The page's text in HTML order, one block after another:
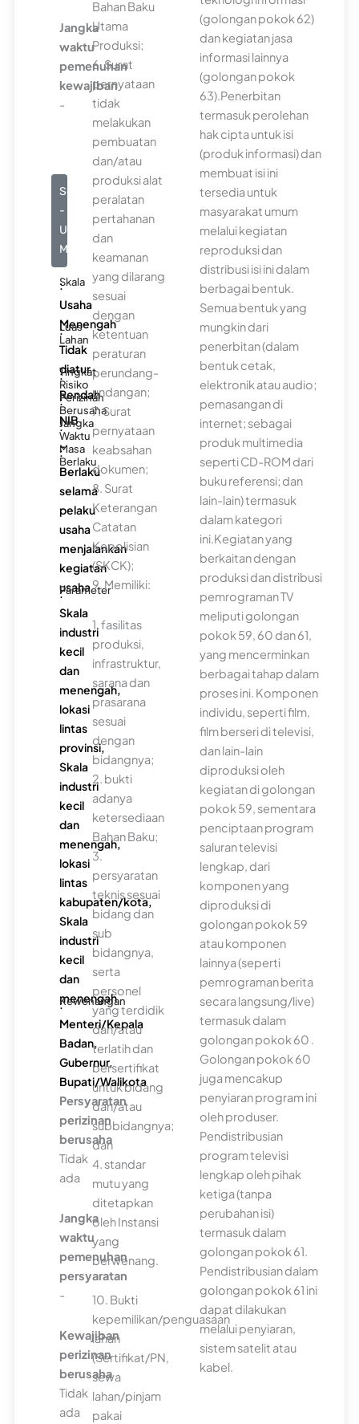
Jangka
waktu
pemenuhan
kewajiban
-
Seluruhnya
-
Usaha
Menengah
Skala
:
Usaha
Menengah
Luas
Lahan
:
Tidak
diatur
Tingkat
Risiko
:
Rendah
Perizinan
Berusaha
:
NIB
Jangka
Waktu
:
-
Masa
Berlaku
:
Berlaku
selama
pelaku
usaha
menjalankan
kegiatan
usaha
Parameter
:
Skala
industri
kecil
dan
menengah,
lokasi
lintas
provinsi,
Skala
industri
kecil
dan
menengah,
lokasi
lintas
kabupaten/kota,
Skala
industri
kecil
dan
menengah
Kewenangan
:
Menteri/Kepala
Badan,
Gubernur,
Bupati/Walikota
Persyaratan
perizinan
berusaha
Tidak
ada
Jangka
waktu
pemenuhan
persyaratan
-
Kewajiban
perizinan
berusaha
Tidak
ada
Bahan Baku
Utama
Produksi;
6. Surat
pernyataan
tidak
melakukan
pembuatan
dan/atau
produksi alat
peralatan
pertahanan
dan
keamanan
yang dilarang
sesuai
dengan
ketentuan
peraturan
perundang-
undangan;
7. Surat
pernyataan
keabsahan
dokumen;
8. Surat
Keterangan
Catatan
Kepolisian
(SKCK);
9. Memiliki:
1. fasilitas
produksi,
infrastruktur,
sarana dan
prasarana
sesuai
dengan
bidangnya;
2. bukti
adanya
ketersediaan
Bahan Baku;
3.
persyaratan
teknis sesuai
bidang dan
sub
bidangnya,
serta
personel
yang terdidik
dan/atau
terlatih dan
bersertifikat
untuk bidang
dan/atau
subbidangnya;
dan
4. standar
mutu yang
ditetapkan
oleh Instansi
yang
berwenang.
10. Bukti
kepemilikan/penguasaan
lahan
(Sertifikat/PN,
sewa
lahan/pinjam
pakai
(golongan pokok 62)
dan kegiatan jasa
informasi lainnya
(golongan pokok
63).Penerbitan
termasuk perolehan
hak cipta untuk isi
(produk informasi) dan
membuat isi ini
tersedia untuk
masyarakat umum
melalui kegiatan
reproduksi dan
distribusi isi ini dalam
berbagai bentuk.
Semua bentuk yang
mungkin dari
penerbitan (dalam
bentuk cetak,
elektronik atau audio;
pemasangan di
internet; sebagai
produk multimedia
seperti CD-ROM dari
buku referensi; dan
lain-lain) termasuk
dalam kategori
ini.Kegiatan yang
berkaitan dengan
produksi dan distribusi
pemrograman TV
meliputi golongan
pokok 59, 60 dan 61,
yang mencerminkan
berbagai tahap dalam
proses ini. Komponen
individu, seperti film,
film berseri di televisi,
dan lain-lain
diproduksi oleh
kegiatan di golongan
pokok 59, sementara
penciptaan program
saluran televisi
lengkap, dari
komponen yang
diproduksi di
golongan pokok 59
atau komponen
lainnya (seperti
pemrograman berita
secara langsung/live)
termasuk dalam
golongan pokok 60 .
Golongan pokok 60
juga mencakup
penyiaran program ini
oleh produser.
Pendistribusian
program televisi
lengkap oleh pihak
ketiga (tanpa
perubahan isi)
termasuk dalam
golongan pokok 61.
Pendistribusian dalam
golongan pokok 61 ini
dapat dilakukan
melalui penyiaran,
sistem satelit atau
kabel.